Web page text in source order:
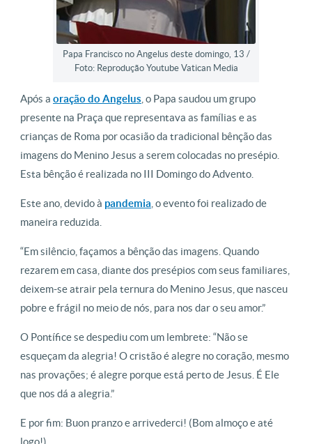
Papa Francisco no Angelus deste domingo, 13 /
Foto: Reprodução Youtube Vatican Media
Após a oração do Angelus , o Papa saudou um grupo
presente na Praça que representava as famílias e as
crianças de Roma por ocasião da tradicional bênção das
imagens do Menino Jesus a serem colocadas no presépio.
Esta bênção é realizada no III Domingo do Advento.
Este ano, devido à pandemia , o evento foi realizado de
maneira reduzida.
“Em silêncio, façamos a bênção das imagens. Quando
rezarem em casa, diante dos presépios com seus familiares,
deixem-se atrair pela ternura do Menino Jesus, que nasceu
pobre e frágil no meio de nós, para nos dar o seu amor.”
O Pontífice se despediu com um lembrete: “Não se
esqueçam da alegria! O cristão é alegre no coração, mesmo
nas provações; é alegre porque está perto de Jesus. É Ele
que nos dá a alegria.”
E por fim: Buon pranzo e arrivederci! (Bom almoço e até
logo!)